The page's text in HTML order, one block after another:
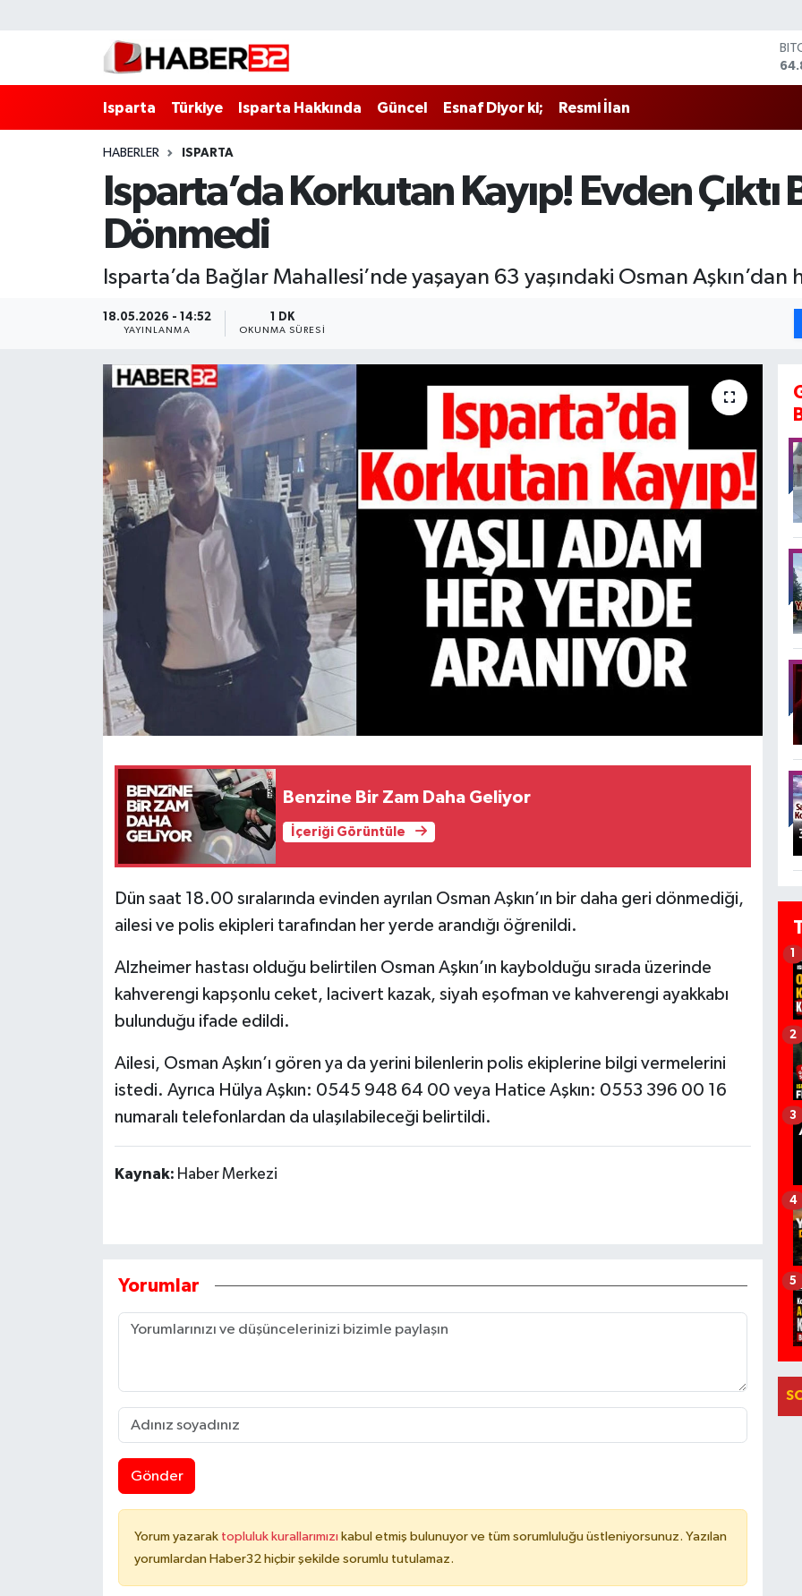
Isparta Türkiye Isparta Hakkında Güncel Esnaf Diyor ki; Resmi İlan
HABERLER ISPARTA
Isparta’da Korkutan Kayıp! Evden
Dönmedi
Isparta’da Bağlar Mahallesi’nde yaşayan 63 yaşındaki Osman Aşkın’dan
18.05.2026 - 14:52
YAYINLANMA
1 DK
OKUNMA SÜRESI
Benzine Bir Zam Daha Geliyor
İçeriği Görüntüle
Dün saat 18.00 sıralarında evinden ayrılan Osman Aşkın’ın bir daha geri dönmediği,
ailesi ve polis ekipleri tarafından her yerde arandığı öğrenildi.
Alzheimer hastası olduğu belirtilen Osman Aşkın’ın kaybolduğu sırada üzerinde
kahverengi kapşonlu ceket, lacivert kazak, siyah eşofman ve kahverengi ayakkabı
bulunduğu ifade edildi.
Ailesi, Osman Aşkın’ı gören ya da yerini bilenlerin polis ekiplerine bilgi vermelerini
istedi. Ayrıca Hülya Aşkın: 0545 948 64 00 veya Hatice Aşkın: 0553 396 00 16
numaralı telefonlardan da ulaşılabileceği belirtildi.
Kaynak: Haber Merkezi
Yorumlar
Gönder
Yorum yazarak topluluk kurallarımızı kabul etmiş bulunuyor ve tüm sorumluluğu üstleniyorsunuz. Yazılan
yorumlardan Haber32 hiçbir şekilde sorumlu tutulamaz.
1
2
3
4
5
Isparta Hakkında
Esnaf Diyor ki;
BİLİM VE TEKNOLOJİ
HABERDE İNSAN
KÜLTÜR SANAT
MAGAZİN
POLİTİKA
RESMİ İLANLAR
Tarihi Yapılarımız
Isparta Nöbetçi Eczaneler
Isparta Hava Durumu
Isparta Trafik Yoğunluk Haritası
Süper Lig Puan Durumu ve Fikstür
Tüm Manşetler